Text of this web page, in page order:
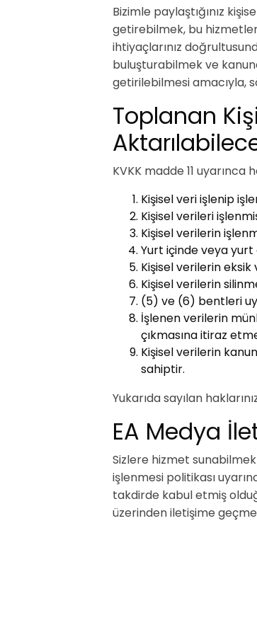
Bizimle paylaştığınız
getirebilmek, bu
ihtiyaçlarınız
buluşturabilmek ve
getirilebilmesi amacıyla,
Toplanan
KVKK madde 11
Kişisel veri işlenip
Kişisel verileri
Kişisel verilerin
Yurt içinde veya yurt
Kişisel verilerin eksik
Kişisel verilerin
(5) ve (6) bentleri
İşlenen verilerin
çıkmasına itiraz
Kişisel verilerin
sahiptir.
Yukarıda sayılan
EA Medya
Sizlere hizmet
işlenmesi politikası
takdirde kabul etmiş
üzerinden iletişime